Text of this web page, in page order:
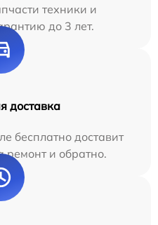
техники и
до 3 лет.
доставка
бесплатно доставит
ремонт и обратно.